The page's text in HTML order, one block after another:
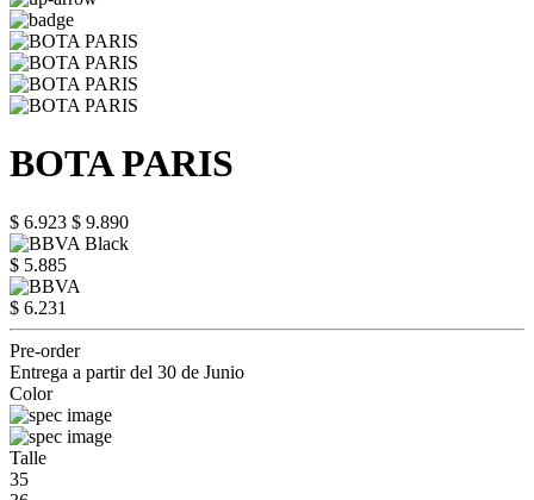
BOTA PARIS
$ 6.923 $ 9.890
$ 5.885
$ 6.231
Pre-order
Entrega a partir del 30 de Junio
Color
Talle
35